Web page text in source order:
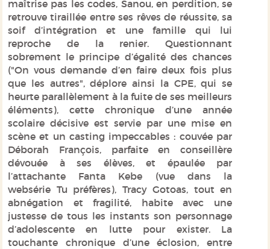
maîtrise pas les codes, Sanou, en perdition, se
retrouve tiraillée entre ses rêves de réussite, sa
soif d’intégration et une famille qui lui
reproche de la renier. Questionnant
sobrement le principe d’égalité des chances
("On vous demande d’en faire deux fois plus
que les autres", déplore ainsi la CPE, qui se
heurte parallèlement à la fuite de ses meilleurs
éléments), cette chronique d’une année
scolaire décisive est servie par une mise en
scène et un casting impeccables : couvée par
Déborah François, parfaite en conseillère
dévouée à ses élèves, et épaulée par
l’attachante Fanta Kebe (vue dans la
websérie Tu préfères), Tracy Gotoas, tout en
abnégation et fragilité, habite avec une
justesse de tous les instants son personnage
d’adolescente en lutte pour exister. La
touchante chronique d’une éclosion, entre